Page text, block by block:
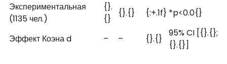
Экспериментальная
(1135 чел.)
{}.
{}
{}.{} {:+.1f} *p<0.0{}
Эффект Коэна d – – {}.{}
95% CI [{}.{};
{}.{}]